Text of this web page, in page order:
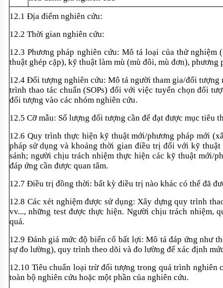
12.1 Địa điểm nghiên cứu:
12.2 Thời gian nghiên cứu:
12.3 Phương pháp nghiên cứu: Mô tả loại của thử nghiệm
thuật ghép cặp), kỹ thuật làm mù (mù đôi, mù đơn), phương
12.4 Đối tượng nghiên cứu: Mô tả người tham gia/đối tượng
trình thao tác chuẩn (SOPs) đối với việc tuyển chọn đối
đối tượng vào các nhóm nghiên cứu.
12.5 Cỡ mẫu: Số lượng đối tượng cần để đạt được mục tiêu
12.6 Quy trình thực hiện kỹ thuật mới/phương pháp mới (x
pháp sử dụng và khoảng thời gian điều trị đối với kỹ thuật
sánh; người chịu trách nhiệm thực hiện các kỹ thuật mới/
đáp ứng cần được quan tâm.
12.7 Điều trị đồng thời: bất kỳ điều trị nào khác có thể đã đư
12.8 Các xét nghiệm được sử dụng: Xây dựng quy trình
vv..., những test được thực hiện. Người chịu trách nhiệm,
quả.
12.9 Đánh giá mức độ biến cố bất lợi: Mô tả đáp ứng như
sự đo lường), quy trình theo dõi và đo lường để xác định
12.10 Tiêu chuẩn loại trừ đối tượng trong quá trình nghiên
toàn bộ nghiên cứu hoặc một phần của nghiên cứu.